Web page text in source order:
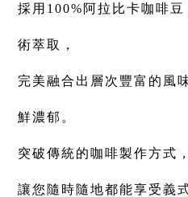
採用100%阿拉比卡咖啡
術萃取，
完美融合出層次豐富的風
鮮濃郁。
突破傳統的咖啡製作方式
讓您隨時隨地都能享受義